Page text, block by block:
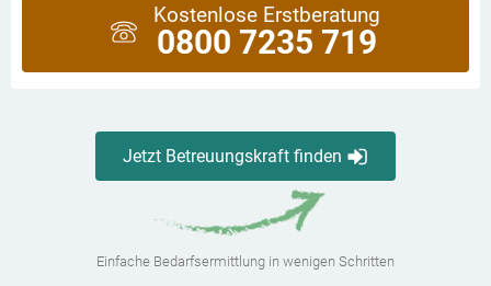
Kostenlose Erstberatung
0800 7235 719
Jetzt Betreuungskraft finden
Einfache Bedarfsermittlung in wenigen Schritten